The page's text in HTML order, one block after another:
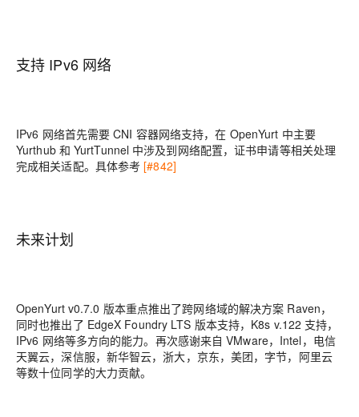
支持 IPv6 网络
IPv6 网络首先需要 CNI 容器网络支持，在 OpenYurt 中主要
Yurthub 和 YurtTunnel 中涉及到网络配置，证书申请等相关处理
完成相关适配。具体参考 [#842]
未来计划
OpenYurt v0.7.0 版本重点推出了跨网络域的解决方案 Raven，
同时也推出了 EdgeX Foundry LTS 版本支持，K8s v.122 支持，
IPv6 网络等多方向的能力。再次感谢来自 VMware，Intel，电信
天翼云，深信服，新华智云，浙大，京东，美团，字节，阿里云
等数十位同学的大力贡献。